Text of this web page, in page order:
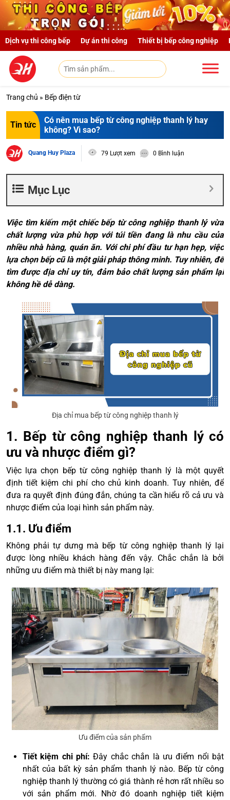
Skip to main content
Dịch vụ thi công bếp Dự án thi công Thiết bị bếp công nghiệp
Trang chủ » Bếp điện từ
Tin tức
Có nên mua bếp từ công nghiệp thanh lý hay
không? Vì sao?
Quang Huy Plaza 79 Lượt xem 0 Bình luận
Mục Lục
Việc tìm kiếm một chiếc bếp từ công nghiệp thanh lý vừa
chất lượng vừa phù hợp với túi tiền đang là nhu cầu của
nhiều nhà hàng, quán ăn. Với chi phí đầu tư hạn hẹp, việc
lựa chọn bếp cũ là một giải pháp thông minh. Tuy nhiên, để
tìm được địa chỉ uy tín, đảm bảo chất lượng sản phẩm lại
không hề dễ dàng.
Địa chỉ mua bếp từ công nghiệp thanh lý
1. Bếp từ công nghiệp thanh lý có
ưu và nhược điểm gì?
Việc lựa chọn bếp từ công nghiệp thanh lý là một quyết
định tiết kiệm chi phí cho chủ kinh doanh. Tuy nhiên, để
đưa ra quyết định đúng đắn, chúng ta cần hiểu rõ cả ưu và
nhược điểm của loại hình sản phẩm này.
1.1. Ưu điểm
Không phải tự dưng mà bếp từ công nghiệp thanh lý lại
được lòng nhiều khách hàng đến vậy. Chắc chắn là bởi
những ưu điểm mà thiết bị này mang lại:
Ưu điểm của sản phẩm
Tiết kiệm chi phí:Đây chắc chắn là ưu điểm nổi bật
nhất của bất kỳ sản phẩm thanh lý nào. Bếp từ công
nghiệp thanh lý thường có giá thành rẻ hơn rất nhiều so
với sản phẩm mới. Nhờ đó doanh nghiệp tiết kiệm